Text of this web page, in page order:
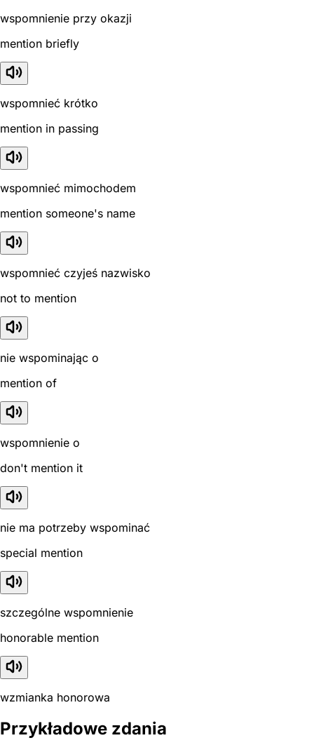
wspomnienie przy okazji
mention briefly
wspomnieć krótko
mention in passing
wspomnieć mimochodem
mention someone's name
wspomnieć czyjeś nazwisko
not to mention
nie wspominając o
mention of
wspomnienie o
don't mention it
nie ma potrzeby wspominać
special mention
szczególne wspomnienie
honorable mention
wzmianka honorowa
Przykładowe zdania